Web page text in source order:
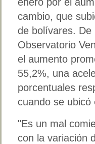
cambio, que
de bolívares. De
Observatorio
el aumento
55,2%, una
porcentuales
cuando se ubicó
"Es un mal
con la variación